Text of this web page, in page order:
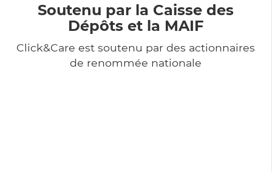
Soutenu par la Caisse des
Dépôts et la MAIF
Click&Care est soutenu par des actionnaires
de renommée nationale